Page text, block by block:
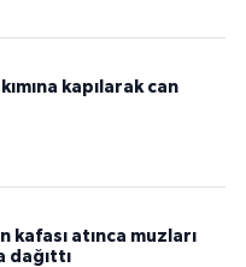
kapılarak can
kafası atınca muzları
dağıttı